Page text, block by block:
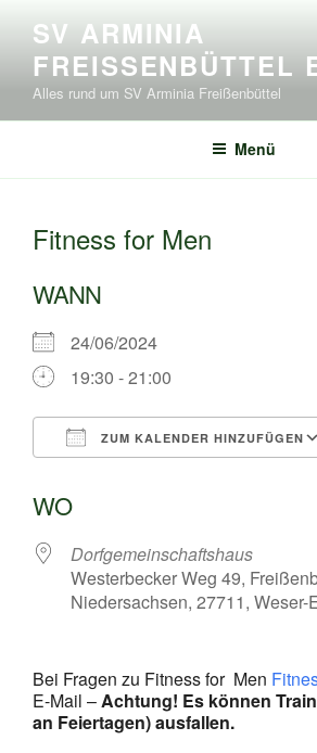
Inhalt
springen
SV ARMINIA
FREISSENBÜTTEL
Alles rund um SV Arminia Freißenbüttel
Menü
Fitness for Men
WANN
24/06/2024
19:30 - 21:00
ZUM KALENDER HINZUFÜGEN
WO
Dorfgemeinschaftshaus
Westerbecker Weg 49,
Niedersachsen, 27711, Weser-
Bei Fragen zu Fitness for Men
E-Mail – Achtung! Es können
an Feiertagen) ausfallen.